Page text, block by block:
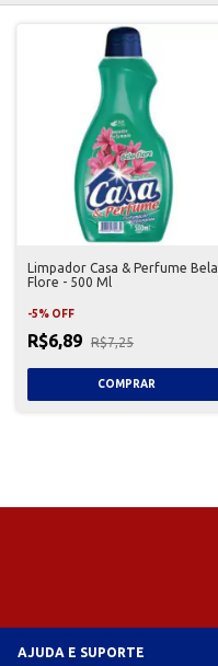
Limpador Casa & Perfume Bela
Flore - 500 Ml
-5% OFF
R$6,89 R$7,25
AJUDA E SUPORTE